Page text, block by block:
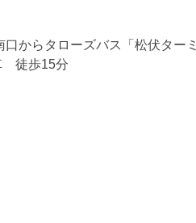
からタローズバス「松伏ターミ
徒歩15分